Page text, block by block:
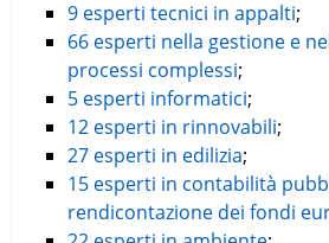
9 esperti tecnici in appalti;
66 esperti nella gestione e
processi complessi;
5 esperti informatici;
12 esperti in rinnovabili;
27 esperti in edilizia;
15 esperti in contabilità
rendicontazione dei fondi